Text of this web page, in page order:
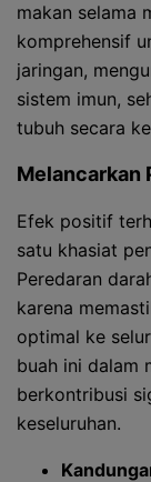
makan selama
komprehensif
jaringan,
sistem imun,
tubuh secara
Melancarkan
Efek positif
satu khasiat
Peredaran
karena
optimal ke
buah ini dalam
berkontribusi
keseluruhan.